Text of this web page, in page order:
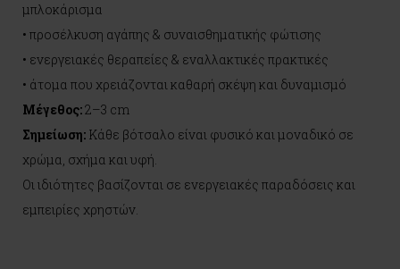
μπλοκάρισμα
• προσέλκυση αγάπης & συναισθηματικής φώτισης
• ενεργειακές θεραπείες & εναλλακτικές πρακτικές
• άτομα που χρειάζονται καθαρή σκέψη και δυναμισμό
Μέγεθος:2–3 cm
Σημείωση: Κάθε βότσαλο είναι φυσικό και μοναδικό σε
χρώμα, σχήμα και υφή.
Οι ιδιότητες βασίζονται σε ενεργειακές παραδόσεις και
εμπειρίες χρηστών.